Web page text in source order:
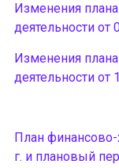
Изменения
деятельности от
Изменения
деятельности от
План финансово-
г. и плановый